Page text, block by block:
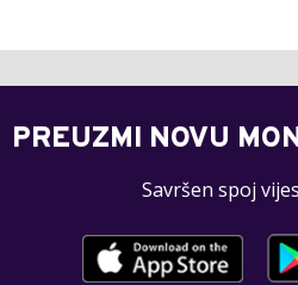
PREUZMI NOVU
Savršen spoj